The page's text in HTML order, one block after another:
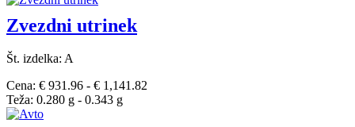
Zvezdni utrinek
Št. izdelka: A
Cena: € 931.96 - € 1,141.82
Teža: 0.280 g - 0.343 g